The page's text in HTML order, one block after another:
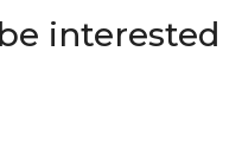
interested